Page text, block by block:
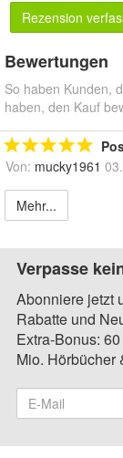
Rezension
Bewertungen
So haben Kunden,
haben, den Kauf
Von: mucky1961
Mehr...
Verpasse
Abonniere jetzt
Rabatte und
Extra-Bonus:
Mio. Hörbücher